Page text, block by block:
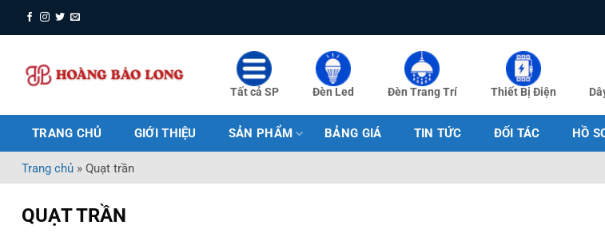
dung
Tất cả SP Đèn Led Đèn Trang Trí Thiết Bị Điện
TRANG CHỦ GIỚI THIỆU SẢN PHẨM BẢNG GIÁ TIN TỨC ĐỐI TÁC HỒ
Trang chủ » Quạt trần
QUẠT TRẦN